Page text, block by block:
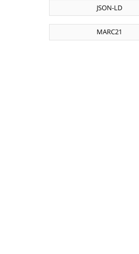
JSON-LD
MARC21